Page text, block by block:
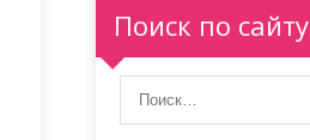
Поиск по сайту